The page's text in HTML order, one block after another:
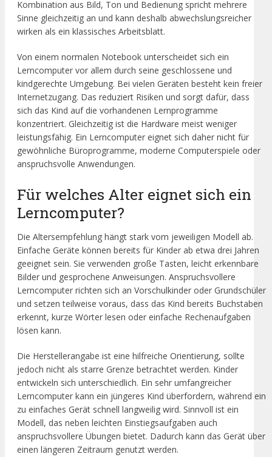
Kombination aus Bild, Ton und Bedienung spricht mehrere
Sinne gleichzeitig an und kann deshalb abwechslungsreicher
wirken als ein klassisches Arbeitsblatt.
Von einem normalen Notebook unterscheidet sich ein
Lerncomputer vor allem durch seine geschlossene und
kindgerechte Umgebung. Bei vielen Geräten besteht kein freier
Internetzugang. Das reduziert Risiken und sorgt dafür, dass
sich das Kind auf die vorhandenen Lernprogramme
konzentriert. Gleichzeitig ist die Hardware meist weniger
leistungsfähig. Ein Lerncomputer eignet sich daher nicht für
gewöhnliche Büroprogramme, moderne Computerspiele oder
anspruchsvolle Anwendungen.
Für welches Alter eignet sich ein
Lerncomputer?
Die Altersempfehlung hängt stark vom jeweiligen Modell ab.
Einfache Geräte können bereits für Kinder ab etwa drei Jahren
geeignet sein. Sie verwenden große Tasten, leicht erkennbare
Bilder und gesprochene Anweisungen. Anspruchsvollere
Lerncomputer richten sich an Vorschulkinder oder Grundschüler
und setzen teilweise voraus, dass das Kind bereits Buchstaben
erkennt, kurze Wörter lesen oder einfache Rechenaufgaben
lösen kann.
Die Herstellerangabe ist eine hilfreiche Orientierung, sollte
jedoch nicht als starre Grenze betrachtet werden. Kinder
entwickeln sich unterschiedlich. Ein sehr umfangreicher
Lerncomputer kann ein jüngeres Kind überfordern, während ein
zu einfaches Gerät schnell langweilig wird. Sinnvoll ist ein
Modell, das neben leichten Einstiegsaufgaben auch
anspruchsvollere Übungen bietet. Dadurch kann das Gerät über
einen längeren Zeitraum genutzt werden.